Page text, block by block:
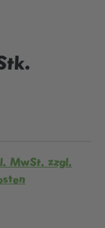
MwSt. zzgl.